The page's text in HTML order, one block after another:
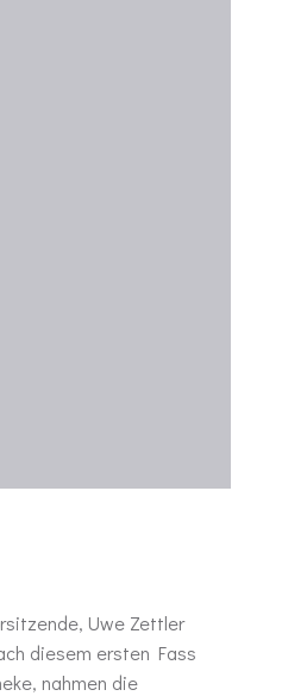
Uwe Zettler
diesem ersten Fass
nahmen die